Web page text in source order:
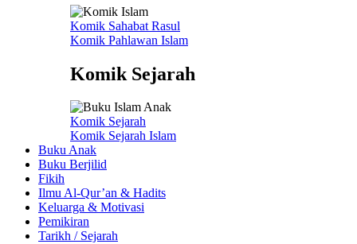
Komik Sahabat Rasul
Komik Pahlawan Islam
Komik Sejarah
Komik Sejarah
Komik Sejarah Islam
Buku Anak
Buku Berjilid
Fikih
Ilmu Al-Qur’an & Hadits
Keluarga & Motivasi
Pemikiran
Tarikh / Sejarah